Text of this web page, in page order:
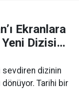
Ekranlara
Yeni Dizisi…
dizinin
dönüyor. Tarihi bir